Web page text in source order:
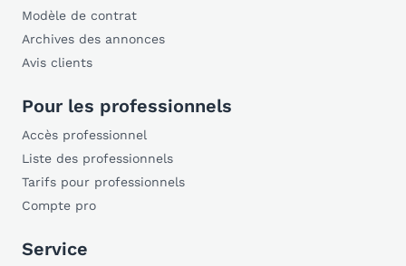
Modèle de contrat
Archives des annonces
Avis clients
Pour les professionnels
Accès professionnel
Liste des professionnels
Tarifs pour professionnels
Compte pro
Service